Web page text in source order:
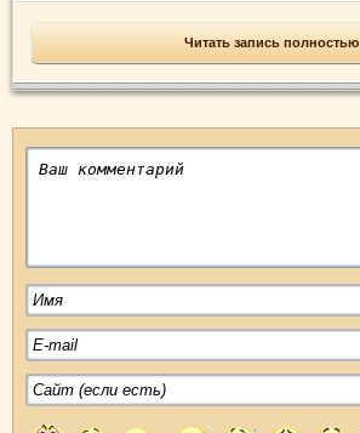
Читать запись полностью